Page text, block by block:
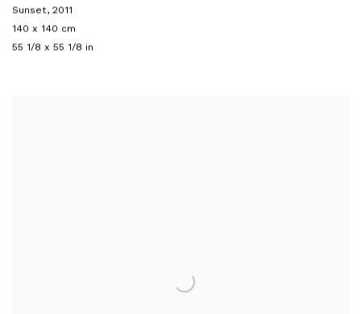
Sunset, 2011
140 x 140 cm
55 1/8 x 55 1/8 in